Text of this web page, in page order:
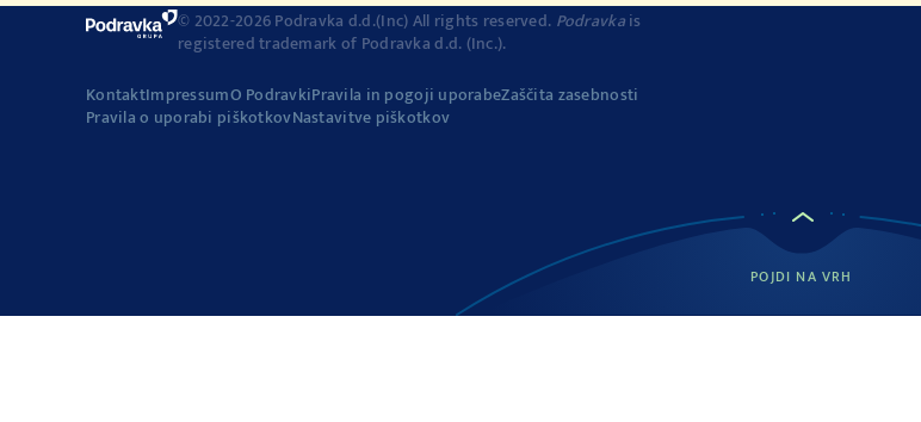
© 2022-2026 Podravka d.d.(Inc) All rights reserved. Podravkais
registered trademark of Podravka d.d. (Inc.).
KontaktImpressumO PodravkiPravila in pogoji uporabeZaščita zasebnosti
Pravila o uporabi piškotkovNastavitve piškotkov
POJDI NA VRH